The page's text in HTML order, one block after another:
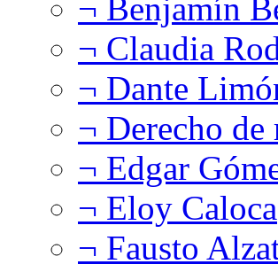
¬ Benjamín
¬ Claudia
¬ Dante
¬ Derecho de
¬ Edgar
¬ Eloy Caloca
¬ Fausto